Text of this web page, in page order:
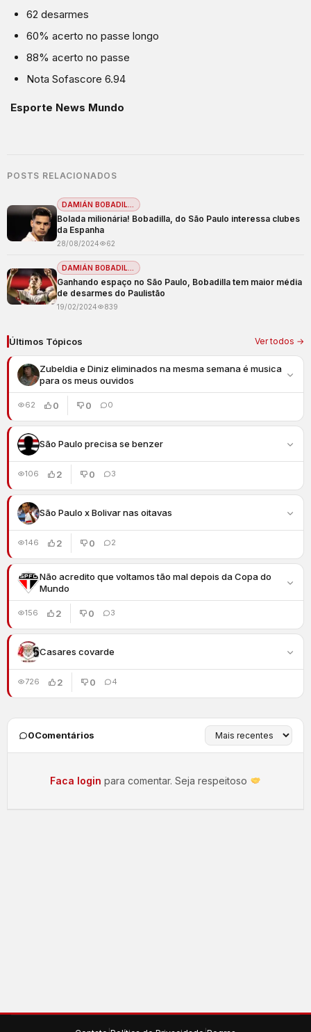
62 desarmes
60% acerto no passe longo
88% acerto no passe
Nota Sofascore 6.94
Esporte News Mundo
POSTS RELACIONADOS
Bolada milionária! Bobadilla, do São Paulo interessa clubes
da Espanha
28/08/2024 62
Ganhando espaço no São Paulo, Bobadilla tem maior média
de desarmes do Paulistão
19/02/2024 839
Últimos Tópicos Ver todos →
Zubeldia e Diniz eliminados na mesma semana é musica
para os meus ouvidos
62 0 0 0
São Paulo precisa se benzer
106 2 0 3
São Paulo x Bolivar nas oitavas
146 2 0 2
Não acredito que voltamos tão mal depois da Copa do
Mundo
156 2 0 3
Casares covarde
726 2 0 4
0Comentários
Faca login para comentar. Seja respeitoso